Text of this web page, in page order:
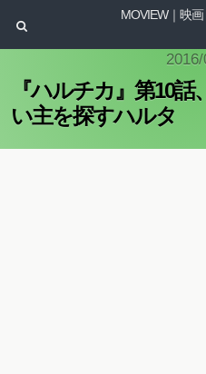
MOVIEW｜映
『ハルチカ』第10
い主を探すハルタ